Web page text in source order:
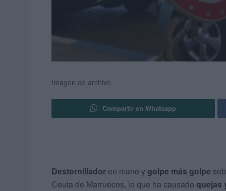
Imagen de archivo
Compartir en Whatsapp
Destornillador en mano y golpe más golpe
Ceuta de Marruecos, lo que ha causado quejas